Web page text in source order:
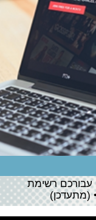
עבורכם רשימת
(מתעדכן)